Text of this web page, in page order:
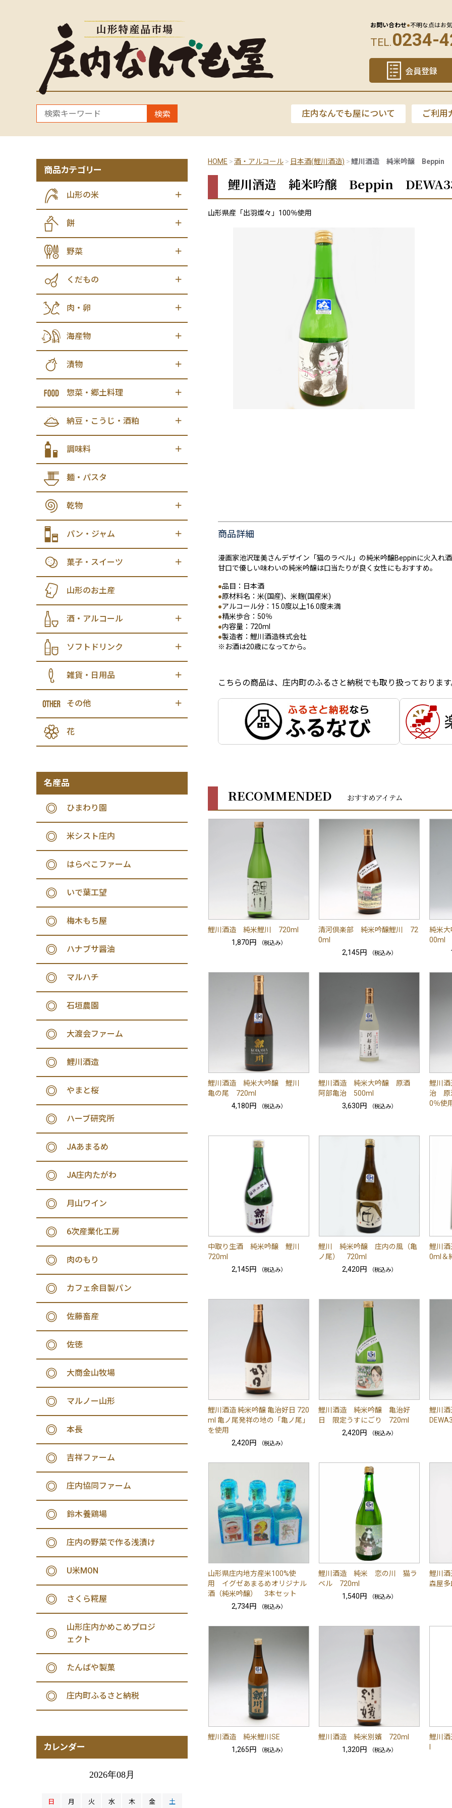
お問い合わせ●不明な点はお
TEL.0234-
会員登録
検索 庄内なんでも屋について ご利用
HOME 酒・アルコール 日本酒(鯉川酒造) 鯉川酒造 純米吟醸 Beppin
鯉川酒造 純米吟醸 Beppin
山形県産「出羽燦々」100％使用
商品詳細
漫画家池沢理美さんデザイン「猫のラベル」の純米吟醸Beppinに火入れ
甘口で優しい味わいの純米吟醸は口当たりが良く女性にもおすすめ。
●品目：日本酒
●原材料名：米(国産)、米麹(国産米)
●アルコール分：15.0度以上16.0度未満
●精米歩合：50％
●内容量：720ml
●製造者：鯉川酒造株式会社
※お酒は20歳になってから。
こちらの商品は、庄内町のふるさと納税でも取り扱っておりま
RECOMMENDED おすすめアイテム
鯉川酒造 純米鯉川 720ml
1,870円
（税込み）
清河倶楽部 純米吟醸鯉川 72
0ml
2,145円
（税込み）
純米
00ml
鯉川酒造 純米大吟醸 鯉川
亀の尾 720ml
4,180円
（税込み）
鯉川酒造 純米大吟醸 原酒
阿部亀治 500ml
3,630円
（税込み）
鯉川
治 原
0％使
中取り生酒 純米吟醸 鯉川
720ml
2,145円
（税込み）
鯉川 純米吟醸 庄内の風（亀
ノ尾） 720ml
2,420円
（税込み）
鯉川
0ml＆
鯉川酒造 純米吟醸 亀治好日 720
ml 亀ノ尾発祥の地の「亀ノ尾」
を使用
2,420円
（税込み）
鯉川酒造 純米吟醸 亀治好
日 限定うすにごり 720ml
2,420円
（税込み）
鯉川
山形県庄内地方産米100%使
用 イグゼあまるめオリジナル
酒（純米吟醸） 3本セット
2,734円
（税込み）
鯉川酒造 純米 恋の川 猫ラ
ベル 720ml
1,540円
（税込み）
鯉川
森屋
鯉川酒造 純米鯉川SE
1,265円
（税込み）
鯉川酒造 純米別嬪 720ml
1,320円
（税込み）
鯉川
商品カテゴリー
山形の米
餅
野菜
くだもの
肉・卵
海産物
漬物
惣菜・郷土料理
納豆・こうじ・酒粕
調味料
麺・パスタ
乾物
パン・ジャム
菓子・スイーツ
山形のお土産
酒・アルコール
ソフトドリンク
雑貨・日用品
その他
花
名産品
ひまわり園
米シスト庄内
はらぺこファーム
いで葉工望
梅木もち屋
ハナブサ醤油
マルハチ
石垣農園
大渡会ファーム
鯉川酒造
やまと桜
ハーブ研究所
JAあまるめ
JA庄内たがわ
月山ワイン
6次産業化工房
肉のもり
カフェ余目製パン
佐藤畜産
佐徳
大商金山牧場
マルノー山形
本長
吉祥ファーム
庄内協同ファーム
鈴木養鶏場
庄内の野菜で作る浅漬け
U米MON
さくら糀屋
山形庄内かめこめプロジ
ェクト
たんばや製菓
庄内町ふるさと納税
カレンダー
2026年08月
日 月 火 水 木 金 土